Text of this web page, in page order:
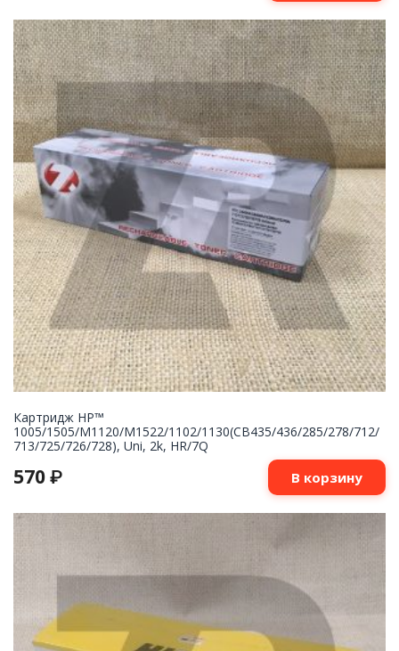
Картридж НР™
1005/1505/M1120/M1522/1102/1130(CB435/436/285/278/712/
713/725/726/728), Uni, 2k, HR/7Q
570 ₽ В корзину